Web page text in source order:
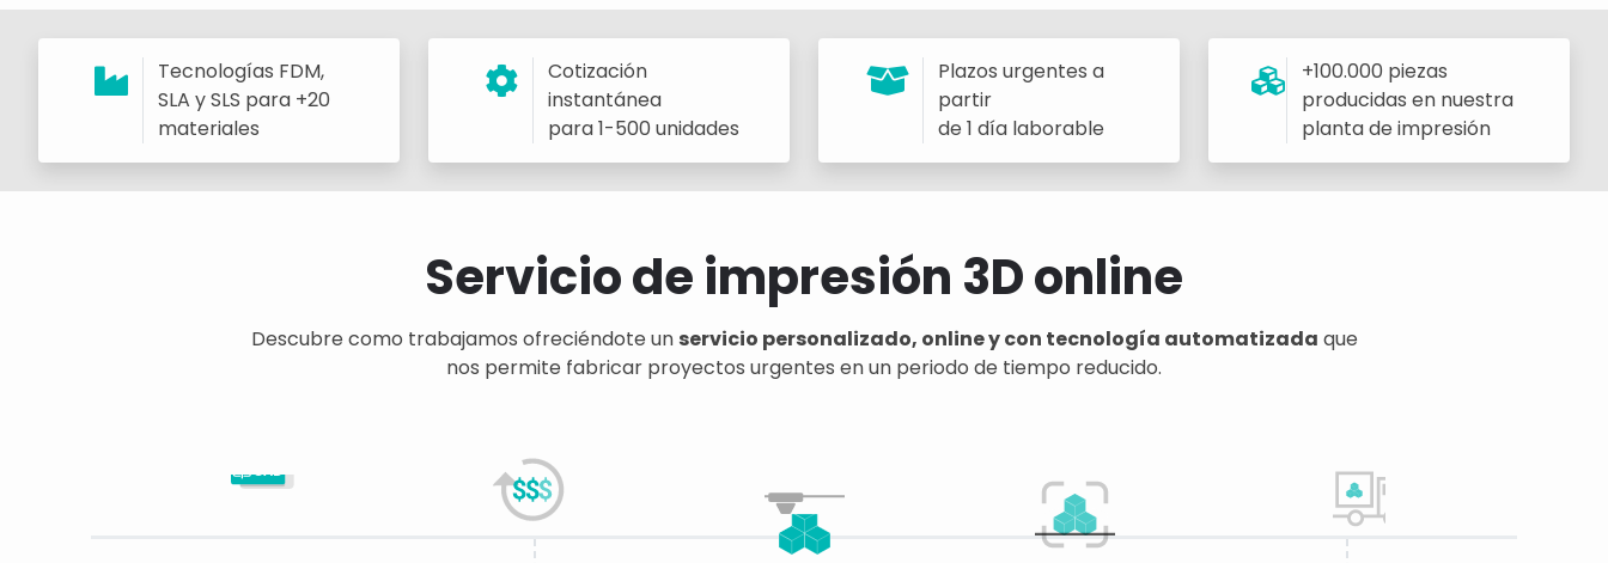
Tecnologías FDM,
SLA y SLS para +20
materiales
Cotización
instantánea
para 1-500 unidades
Plazos urgentes a
partir
de 1 día laborable
+100.000 piezas
producidas en nuestra
planta de impresión
Servicio de impresión 3D online
Descubre como trabajamos ofreciéndote un servicio personalizado, online y con tecnología automatizada que
nos permite fabricar proyectos urgentes en un periodo de tiempo reducido.